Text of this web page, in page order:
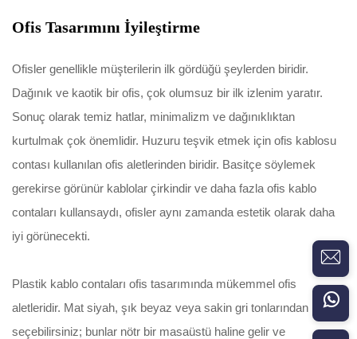
Ofis Tasarımını İyileştirme
Ofisler genellikle müşterilerin ilk gördüğü şeylerden biridir.
Dağınık ve kaotik bir ofis, çok olumsuz bir ilk izlenim yaratır.
Sonuç olarak temiz hatlar, minimalizm ve dağınıklıktan
kurtulmak çok önemlidir. Huzuru teşvik etmek için ofis kablosu
contası kullanılan ofis aletlerinden biridir. Basitçe söylemek
gerekirse görünür kablolar çirkindir ve daha fazla ofis kablo
contaları kullansaydı, ofisler aynı zamanda estetik olarak daha
iyi görünecekti.
Plastik kablo contaları ofis tasarımında mükemmel ofis
aletleridir. Mat siyah, şık beyaz veya sakin gri tonlarından birini
seçebilirsiniz; bunlar nötr bir masaüstü haline gelir ve